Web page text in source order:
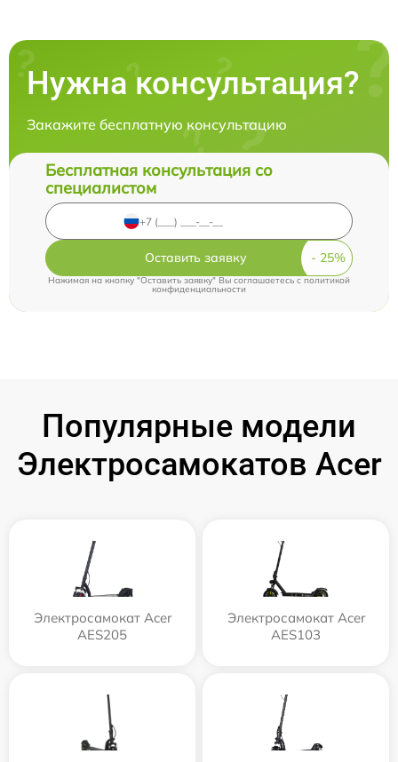
Нужна консультация?
Закажите бесплатную консультацию
Бесплатная консультация со
специалистом
Оставить заявку
Нажимая на кнопку "Оставить заявку" Вы соглашаетесь cполитикой
конфиденциальности
Популярные модели
Электросамокатов Acer
Электросамокат Acer
AES205
Электросамокат Acer
AES103